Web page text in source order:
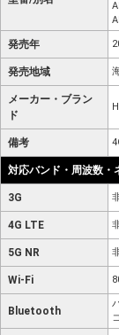
発売年
発売地域
メーカー・ブラン
ド
備考
対応バンド・周波数・
3G
4G LTE
5G NR
Wi-Fi
Bluetooth